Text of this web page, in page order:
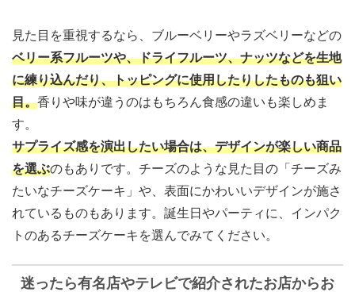
見た目を重視するなら、ブルーベリーやラズベリーなどの
ベリー系フルーツや、ドライフルーツ、ナッツなどを生地
に練り込んだり、トッピングに使用したりしたものも狙い
目。香りや味が違うのはもちろん食感の違いも楽しめま
す。
サプライズ感を演出したい場合は、デザインが楽しい商品
を選ぶのもありです。チーズのような見た目の「チーズみ
たいなチーズケーキ」や、表面にかわいいデザインが施さ
れているものもあります。誕生日やパーティに、インパク
トのあるチーズケーキを選んでみてください。
迷ったら有名店やテレビで紹介されたお店からお